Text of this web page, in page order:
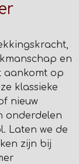
en
aankomt op
klassieke
nieuw
onderdelen
Laten we de
zijn bij